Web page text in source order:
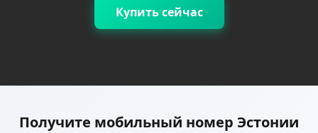
Купить сейчас
Получите мобильный номер Эстонии